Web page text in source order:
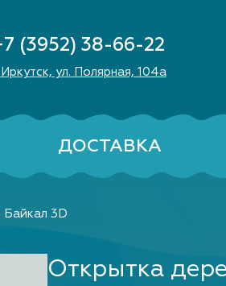
(3952) 38-66-22
Иркутск, ул. Полярная, 104а
ДОСТАВКА
3D
Открытка